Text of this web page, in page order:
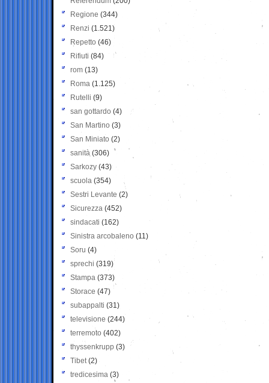
Regione (344)
Renzi (1.521)
Repetto (46)
Rifiuti (84)
rom (13)
Roma (1.125)
Rutelli (9)
san gottardo (4)
San Martino (3)
San Miniato (2)
sanità (306)
Sarkozy (43)
scuola (354)
Sestri Levante (2)
Sicurezza (452)
sindacati (162)
Sinistra arcobaleno (11)
Soru (4)
sprechi (319)
Stampa (373)
Storace (47)
subappalti (31)
televisione(244)
terremoto (402)
thyssenkrupp (3)
Tibet(2)
tredicesima (3)